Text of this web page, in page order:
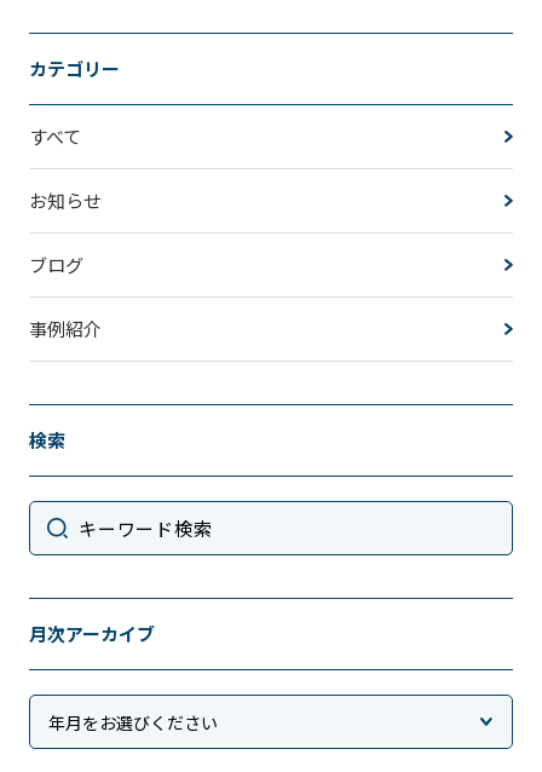
カテゴリー
すべて
お知らせ
ブログ
事例紹介
検索
月次アーカイブ